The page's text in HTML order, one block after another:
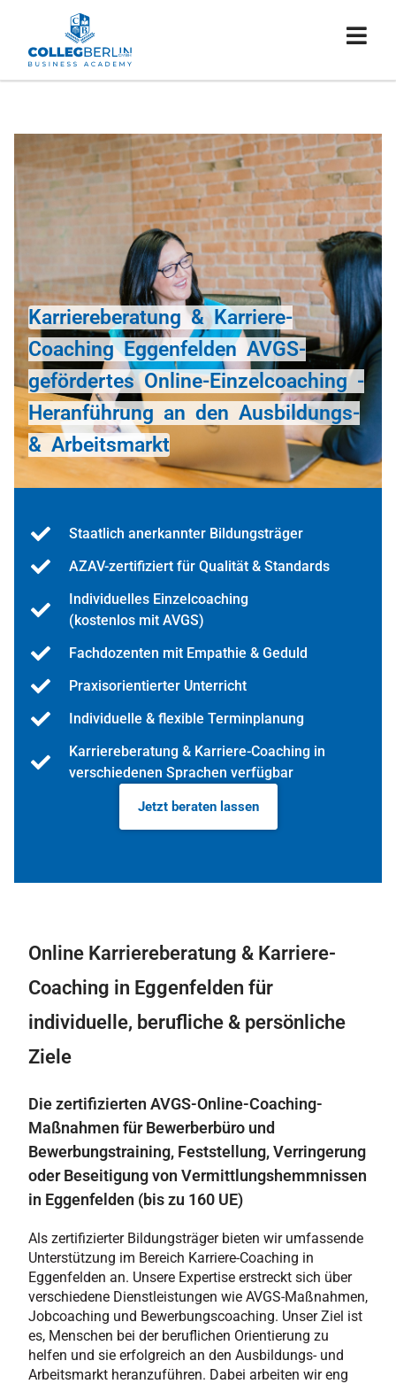
Karriereberatung & Karriere-
Coaching Eggenfelden AVGS-
gefördertes Online-Einzelcoaching -
Heranführung an den Ausbildungs-
& Arbeitsmarkt
Staatlich anerkannter Bildungsträger
AZAV-zertifiziert für Qualität & Standards
Individuelles Einzelcoaching
(kostenlos mit AVGS)
Fachdozenten mit Empathie & Geduld
Praxisorientierter Unterricht
Individuelle & flexible Terminplanung
Karriereberatung & Karriere-Coaching in
verschiedenen Sprachen verfügbar
Jetzt beraten lassen
Online Karriereberatung & Karriere-
Coaching in Eggenfelden für
individuelle, berufliche & persönliche
Ziele
Die zertifizierten AVGS-Online-Coaching-
Maßnahmen für Bewerberbüro und
Bewerbungstraining, Feststellung, Verringerung
oder Beseitigung von Vermittlungshemmnissen
in Eggenfelden (bis zu 160 UE)
Als zertifizierter Bildungsträger bieten wir umfassende
Unterstützung im Bereich Karriere-Coaching in
Eggenfelden an. Unsere Expertise erstreckt sich über
verschiedene Dienstleistungen wie AVGS-Maßnahmen,
Jobcoaching und Bewerbungscoaching. Unser Ziel ist
es, Menschen bei der beruflichen Orientierung zu
helfen und sie erfolgreich an den Ausbildungs- und
Arbeitsmarkt heranzuführen. Dabei arbeiten wir eng